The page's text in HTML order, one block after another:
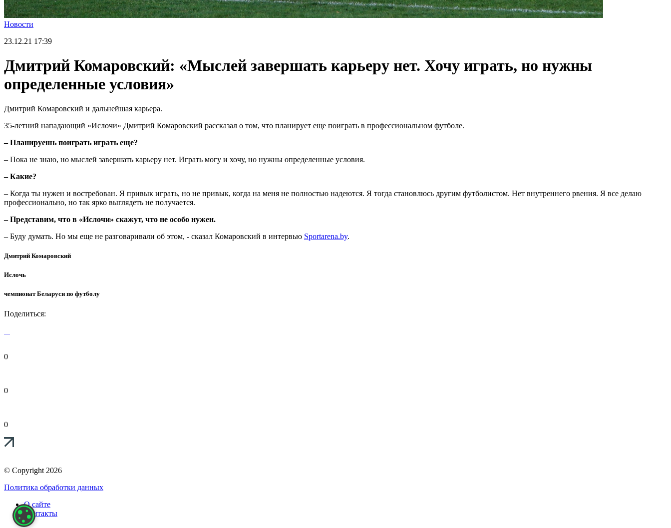
Новости
23.12.21 17:39
Дмитрий Комаровский: «Мыслей завершать карьеру нет. Хочу играть, но нужны
определенные условия»
Дмитрий Комаровский и дальнейшая карьера.
35-летний нападающий «Ислочи» Дмитрий Комаровский рассказал о том, что планирует еще поиграть в профессиональном футболе.
– Планируешь поиграть играть еще?
– Пока не знаю, но мыслей завершать карьеру нет. Играть могу и хочу, но нужны определенные условия.
– Какие?
– Когда ты нужен и востребован. Я привык играть, но не привык, когда на меня не полностью надеются. Я тогда становлюсь другим футболистом. Нет внутреннего рвения. Я все делаю
профессионально, но так ярко выглядеть не получается.
– Представим, что в «Ислочи» скажут, что не особо нужен.
– Буду думать. Но мы еще не разговаривали об этом, - сказал Комаровский в интервью Sportarena.by.
Дмитрий Комаровский
Ислочь
чемпионат Беларуси по футболу
Поделиться:
0
0
0
© Copyright 2026
Политика обработки данных
О сайте
Контакты
НАСТРОЙКИ